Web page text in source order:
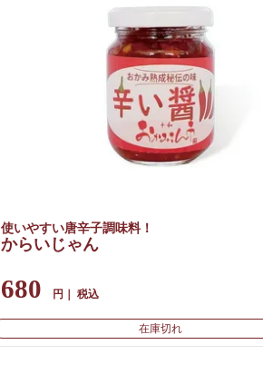
使いやすい唐辛子調味料！
からいじゃん
680 税込
在庫切れ